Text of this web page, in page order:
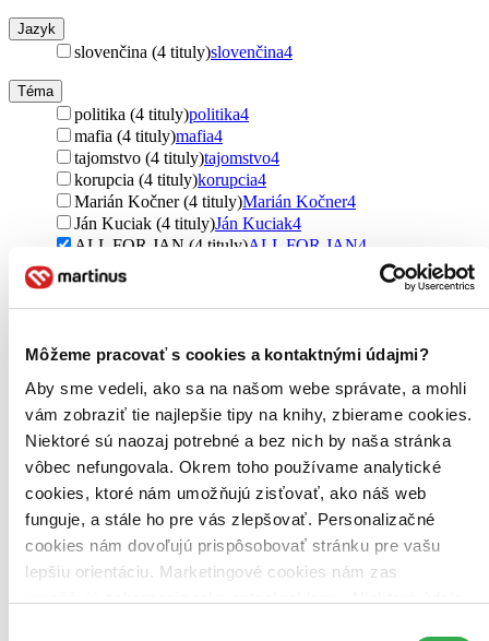
Môžeme pracovať s cookies a kontaktnými údajmi?
Aby sme vedeli, ako sa na našom webe správate, a mohli
vám zobraziť tie najlepšie tipy na knihy, zbierame cookies.
Niektoré sú naozaj potrebné a bez nich by naša stránka
vôbec nefungovala. Okrem toho používame analytické
cookies, ktoré nám umožňujú zisťovať, ako náš web
funguje, a stále ho pre vás zlepšovať. Personalizačné
cookies nám dovoľujú prispôsobovať stránku pre vašu
lepšiu orientáciu. Marketingové cookies nám zas
Jazyk
slovenčina (4 tituly)slovenčina4
Téma
politika (4 tituly)politika4
mafia (4 tituly)mafia4
tajomstvo (4 tituly)tajomstvo4
korupcia (4 tituly)korupcia4
Marián Kočner (4 tituly)Marián Kočner4
Ján Kuciak (4 tituly)Ján Kuciak4
ALL FOR JAN (4 tituly)ALL FOR JAN4
Ďalšie možnosti
Pre koho
Vydavateľstvo
Ringier Slovakia Media, s. r. o. (4 tituly)Ringier Slovakia
Media, s. r. o.4
Väzba
brožovaná väzba (3 tituly)brožovaná väzba3
Formát
E-kniha: PDF (1 titul) E-kniha: PDF 1
E-kniha: EPUB (1 titul)
E-kniha: MOBI (1 titul)E-kniha: MOBI1